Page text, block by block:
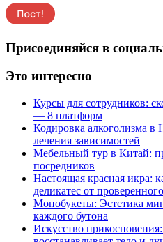
Присоединяйся в
Это интересно
Курсы для сотрудников:
— 8 платформ
Кодировка алкоголизма в
лечения зависимостей
Мебельный тур в Китай:
посредников
Настоящая красная икра:
деликатес от
Монобукеты: Эстетика
каждого бутона
Искусство